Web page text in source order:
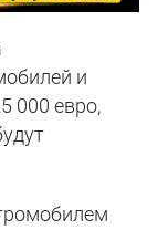
и
000 евро,